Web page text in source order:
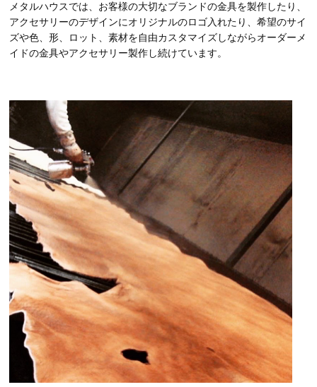
メタルハウスでは、お客様の大切なブランドの金具を製作したり、
アクセサリーのデザインにオリジナルのロゴ入れたり、希望のサイ
ズや色、形、ロット、素材を自由カスタマイズしながらオーダーメ
イドの金具やアクセサリー製作し続けています。